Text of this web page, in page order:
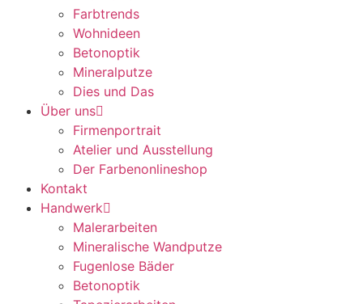
Farbtrends
Wohnideen
Betonoptik
Mineralputze
Dies und Das
Über uns
Firmenportrait
Atelier und Ausstellung
Der Farbenonlineshop
Kontakt
Handwerk
Malerarbeiten
Mineralische Wandputze
Fugenlose Bäder
Betonoptik